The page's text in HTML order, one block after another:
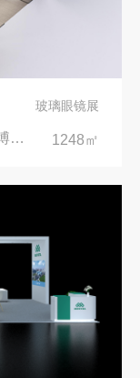
玻璃眼镜展
中国国际眼镜业展览会|上海新国际博览中心‌ 1248㎡